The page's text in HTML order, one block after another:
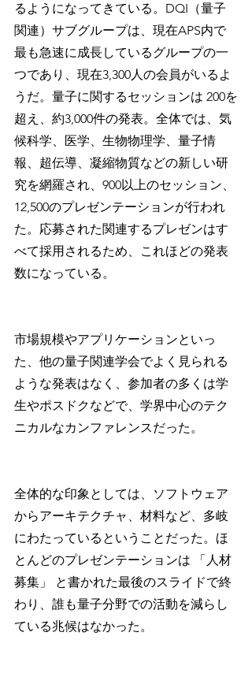
るようになってきている。DQI（量子
関連）サブグループは、現在APS内で
最も急速に成長しているグループの一
つであり、現在3,300人の会員がいるよ
うだ。量子に関するセッションは 200を
超え、約3,000件の発表。全体では、気
候科学、医学、生物物理学、量子情
報、超伝導、凝縮物質などの新しい研
究を網羅され、900以上のセッション、
12,500のプレゼンテーションが行われ
た。応募された関連するプレゼンはす
べて採用されるため、これほどの発表
数になっている。
市場規模やアプリケーションといっ
た、他の量子関連学会でよく見られる
ような発表はなく、参加者の多くは学
生やポスドクなどで、学界中心のテク
ニカルなカンファレンスだった。
全体的な印象としては、ソフトウェア
からアーキテクチャ、材料など、多岐
にわたっているということだった。ほ
とんどのプレゼンテーションは 「人材
募集」 と書かれた最後のスライドで終
わり、誰も量子分野での活動を減らし
ている兆候はなかった。